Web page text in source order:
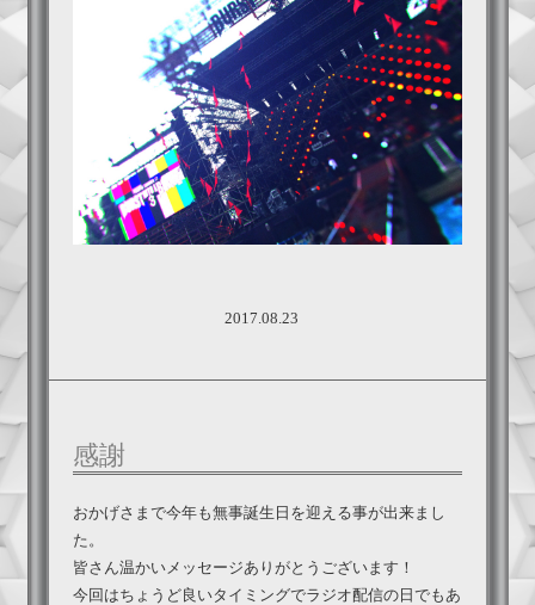
2017.08.23
感謝
おかげさまで今年も無事誕生日を迎える事が出来まし
た。
皆さん温かいメッセージありがとうございます！
今回はちょうど良いタイミングでラジオ配信の日でもあ